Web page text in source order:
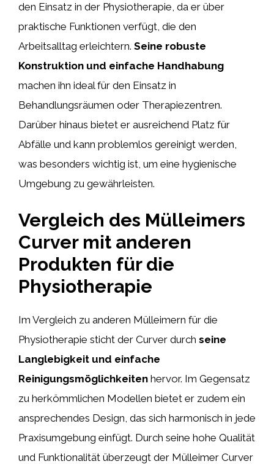
den Einsatz in der Physiotherapie, da er über
praktische Funktionen verfügt, die den
Arbeitsalltag erleichtern. Seine robuste
Konstruktion und einfache Handhabung
machen ihn ideal für den Einsatz in
Behandlungsräumen oder Therapiezentren.
Darüber hinaus bietet er ausreichend Platz für
Abfälle und kann problemlos gereinigt werden,
was besonders wichtig ist, um eine hygienische
Umgebung zu gewährleisten.
Vergleich des Mülleimers
Curver mit anderen
Produkten für die
Physiotherapie
Im Vergleich zu anderen Mülleimern für die
Physiotherapie sticht der Curver durch seine
Langlebigkeit und einfache
Reinigungsmöglichkeiten hervor. Im Gegensatz
zu herkömmlichen Modellen bietet er zudem ein
ansprechendes Design, das sich harmonisch in jede
Praxisumgebung einfügt. Durch seine hohe Qualität
und Funktionalität überzeugt der Mülleimer Curver